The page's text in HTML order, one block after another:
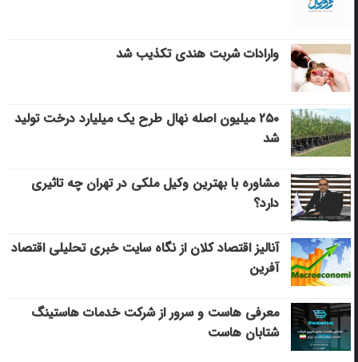
وارادات شربت هندی تکذیب شد
۲۵۰ میلیون اصله نهال طرح یک میلیارد درخت تولید
شد
مشاوره با بهترین وکیل ملکی در تهران چه تاثیری
دارد؟
آنالیز اقتصاد کلان از نگاه سایت خبری تحلیلی اقتصاد
آفرین
معرفی هاست و سرور از شرکت خدمات هاستینگ
شتابان هاست